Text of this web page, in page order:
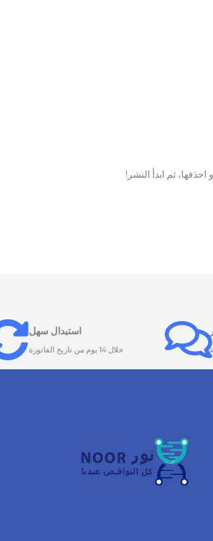
ثم ابدأ النشر!
استبدال سهل
خلال 14 يوم من تاريخ الفاتورة